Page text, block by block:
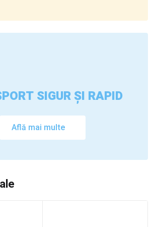
SIGUR ȘI RAPID
Află mai multe